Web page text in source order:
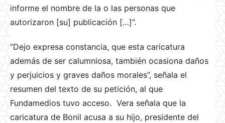
informe el nombre de la o las personas que
autorizaron [su] publicación […]”.
“Dejo expresa constancia, que esta caricatura
además de ser calumniosa, también ocasiona daños
y perjuicios y graves daños morales”, señala el
resumen del texto de su petición, al que
Fundamedios tuvo acceso. Vera señala que la
caricatura de Bonil acusa a su hijo, presidente del